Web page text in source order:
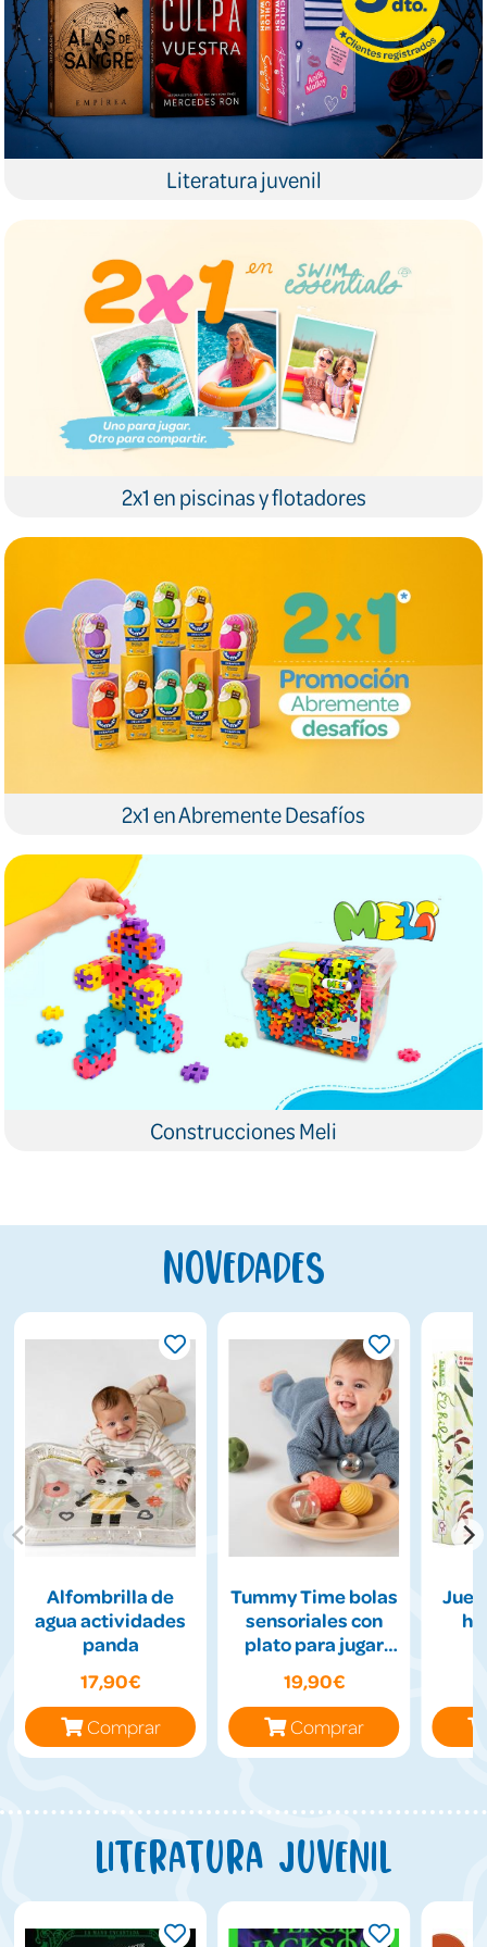
Literatura juvenil
2x1 en piscinas y flotadores
2x1 en Abremente Desafíos
Construcciones Meli
Novedades
Alfombrilla de
agua actividades
panda
17,90€
Comprar
Tummy Time bolas
sensoriales con
plato para jugar
19,90€
Comprar
Literatura juvenil